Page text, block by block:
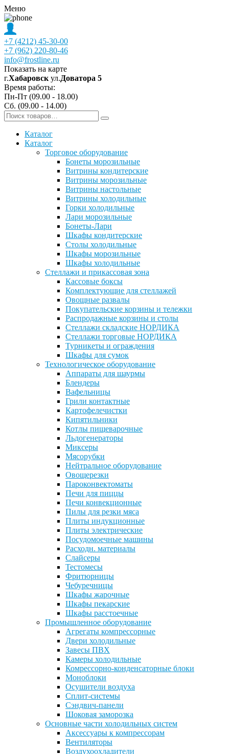
Меню
+7 (4212) 45-30-00
+7 (962) 220-80-46
info@frostline.ru
Показать на карте
г.Хабаровск ул.Доватора 5
Время работы:
Пн-Пт (09.00 - 18.00)
Сб. (09.00 - 14.00)
Каталог
Каталог
Торговое оборудование
Бонеты морозильные
Витрины кондитерские
Витрины морозильные
Витрины настольные
Витрины холодильные
Горки холодильные
Лари морозильные
Бонеты-Лари
Шкафы кондитерские
Столы холодильные
Шкафы морозильные
Шкафы холодильные
Стеллажи и прикассовая зона
Кассовые боксы
Комплектующие для стеллажей
Овощные развалы
Покупательские корзины и тележки
Распродажные корзины и столы
Стеллажи складские НОРДИКА
Стеллажи торговые НОРДИКА
Турникеты и ограждения
Шкафы для сумок
Технологическое оборудование
Аппараты для шаурмы
Блендеры
Вафельницы
Грили контактные
Картофелечистки
Кипятильники
Котлы пищеварочные
Льдогенераторы
Миксеры
Мясорубки
Нейтральное оборудование
Овощерезки
Пароконвектоматы
Печи для пиццы
Печи конвекционные
Пилы для резки мяса
Плиты индукционные
Плиты электрические
Посудомоечные машины
Расходн. материалы
Слайсеры
Тестомесы
Фритюрницы
Чебуречницы
Шкафы жарочные
Шкафы пекарские
Шкафы расстоечные
Промышленное оборудование
Агрегаты компрессорные
Двери холодильные
Завесы ПВХ
Камеры холодильные
Комрессорно-конденсаторные блоки
Моноблоки
Осушители воздуха
Сплит-системы
Сэндвич-панели
Шоковая заморозка
Основные части холодильных систем
Аксессуары к компрессорам
Вентиляторы
Воздухоохладители